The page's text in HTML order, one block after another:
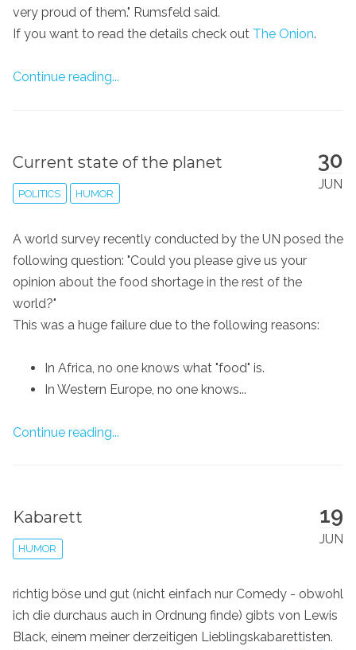
very proud of them." Rumsfeld said.
If you want to read the details check out The Onion.
Continue reading...
30
JUN
Current state of the planet
POLITICS HUMOR
A world survey recently conducted by the UN posed the
following question: "Could you please give us your
opinion about the food shortage in the rest of the
world?"
This was a huge failure due to the following reasons:
In Africa, no one knows what "food" is.
In Western Europe, no one knows...
Continue reading...
19
JUN
Kabarett
HUMOR
richtig böse und gut (nicht einfach nur Comedy - obwohl
ich die durchaus auch in Ordnung finde) gibts von Lewis
Black, einem meiner derzeitigen Lieblingskabarettisten.